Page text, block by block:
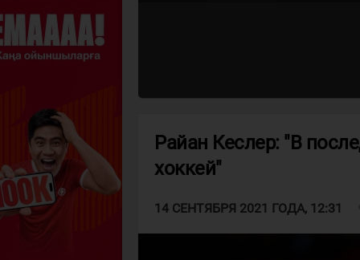
Райан Кеслер: "В
хоккей"
14 СЕНТЯБРЯ 2021 ГОДА, 12:31